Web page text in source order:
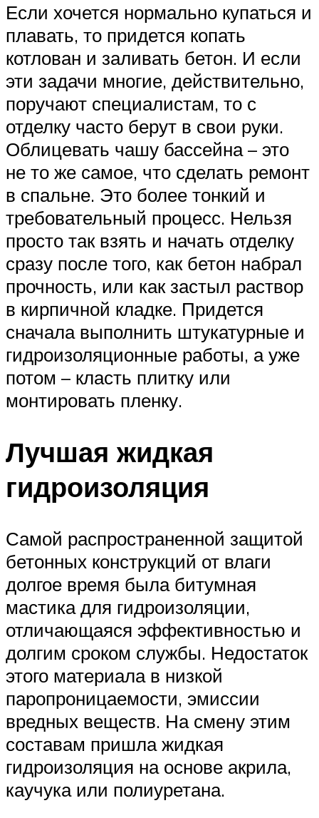
Если хочется нормально купаться и
плавать, то придется копать
котлован и заливать бетон. И если
эти задачи многие, действительно,
поручают специалистам, то с
отделку часто берут в свои руки.
Облицевать чашу бассейна – это
не то же самое, что сделать ремонт
в спальне. Это более тонкий и
требовательный процесс. Нельзя
просто так взять и начать отделку
сразу после того, как бетон набрал
прочность, или как застыл раствор
в кирпичной кладке. Придется
сначала выполнить штукатурные и
гидроизоляционные работы, а уже
потом – класть плитку или
монтировать пленку.
Лучшая жидкая
гидроизоляция
Самой распространенной защитой
бетонных конструкций от влаги
долгое время была битумная
мастика для гидроизоляции,
отличающаяся эффективностью и
долгим сроком службы. Недостаток
этого материала в низкой
паропроницаемости, эмиссии
вредных веществ. На смену этим
составам пришла жидкая
гидроизоляция на основе акрила,
каучука или полиуретана.